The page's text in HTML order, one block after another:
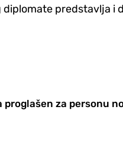
predstavlja
proglašen za personu